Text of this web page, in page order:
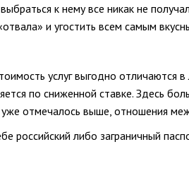
к нему все никак не
и угостить всем самым
услуг выгодно отличаются
по сниженной ставке. Здесь
уже отмечалось выше, отношения
российский либо заграничный